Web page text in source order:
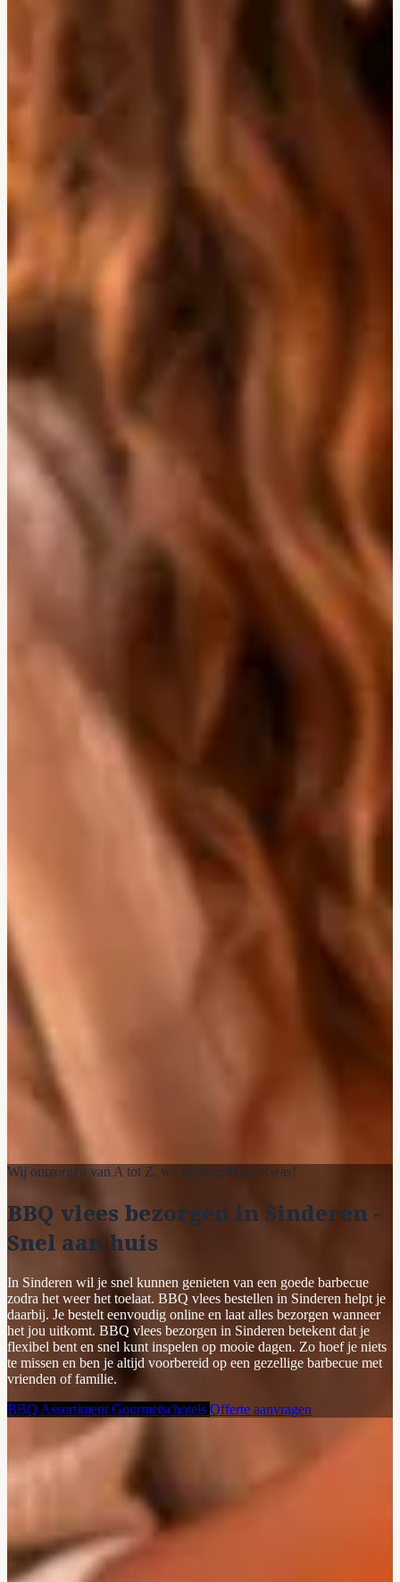
Wij ontzorgen van A tot Z, we doen zelfs de afwas!
BBQ vlees bezorgen in Sinderen -
Snel aan huis
In Sinderen wil je snel kunnen genieten van een goede barbecue
zodra het weer het toelaat. BBQ vlees bestellen in Sinderen helpt je
daarbij. Je bestelt eenvoudig online en laat alles bezorgen wanneer
het jou uitkomt. BBQ vlees bezorgen in Sinderen betekent dat je
flexibel bent en snel kunt inspelen op mooie dagen. Zo hoef je niets
te missen en ben je altijd voorbereid op een gezellige barbecue met
vrienden of familie.
BBQ Assortiment Gourmetschotels Offerte aanvragen